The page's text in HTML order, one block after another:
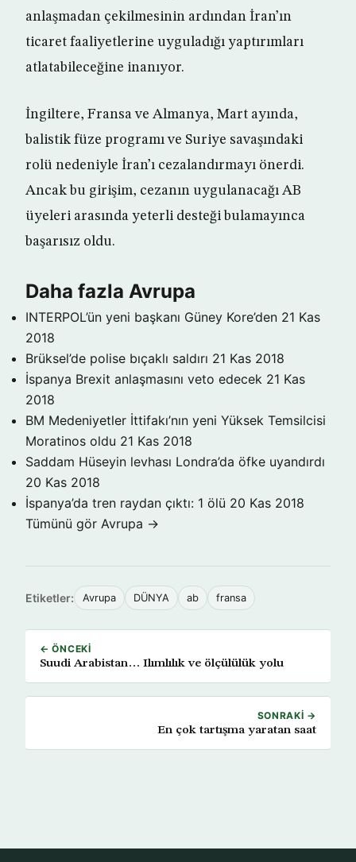
anlaşmadan çekilmesinin ardından İran’ın
ticaret faaliyetlerine uyguladığı yaptırımları
atlatabileceğine inanıyor.
İngiltere, Fransa ve Almanya, Mart ayında,
balistik füze programı ve Suriye savaşındaki
rolü nedeniyle İran’ı cezalandırmayı önerdi.
Ancak bu girişim, cezanın uygulanacağı AB
üyeleri arasında yeterli desteği bulamayınca
başarısız oldu.
Daha fazla Avrupa
INTERPOL’ün yeni başkanı Güney Kore’den 21 Kas
2018
Brüksel’de polise bıçaklı saldırı 21 Kas 2018
İspanya Brexit anlaşmasını veto edecek 21 Kas
2018
BM Medeniyetler İttifakı’nın yeni Yüksek Temsilcisi
Moratinos oldu 21 Kas 2018
Saddam Hüseyin levhası Londra’da öfke uyandırdı
20 Kas 2018
İspanya’da tren raydan çıktı: 1 ölü 20 Kas 2018
Tümünü gör Avrupa →
Etiketler: Avrupa DÜNYA ab fransa
← ÖNCEKI
Suudi Arabistan… Ilımlılık ve ölçülülük yolu
SONRAKI →
En çok tartışma yaratan saat